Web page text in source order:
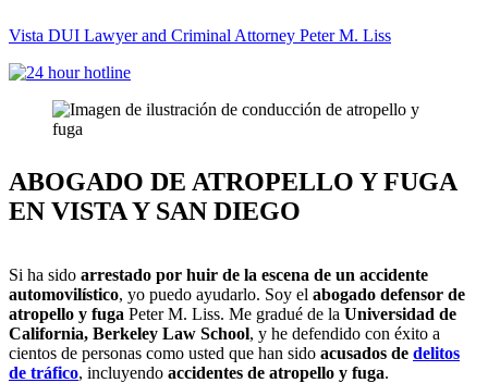
Vista DUI Lawyer and Criminal Attorney Peter M. Liss
Call
24-
ABOGADO DE ATROPELLO Y FUGA
EN VISTA Y SAN DIEGO
Si ha sido arrestado por huir de la escena de un accidente
automovilístico, yo puedo ayudarlo. Soy el abogado defensor de
atropello y fuga Peter M. Liss. Me gradué de la Universidad de
California, Berkeley Law School, y he defendido con éxito a
cientos de personas como usted que han sido acusados de delitos
de tráfico, incluyendo accidentes de atropello y fuga.